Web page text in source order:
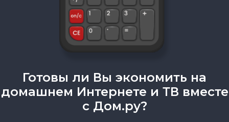
Готовы ли Вы экономить на
домашнем Интернете и ТВ вместе
с Дом.ру?